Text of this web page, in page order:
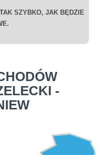
SZYBKO, JAK BĘDZIE
-